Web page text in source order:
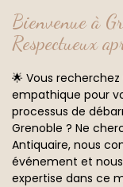
Bienvenue à
Respectueux
🌟 Vous
empathique pour
processus de
Grenoble ? Ne
Antiquaire, nous
événement et
expertise dans ce